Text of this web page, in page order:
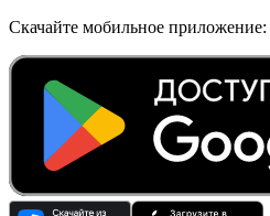
Скачайте мобильное приложение: